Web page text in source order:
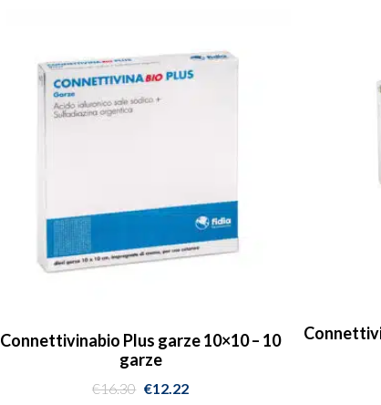
Connettivinabio Plus garze 10×10 – 10
garze
€16.30 €12.22